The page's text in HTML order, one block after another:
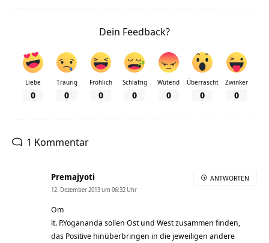
Dein Feedback?
Liebe
0
Traurig
0
Fröhlich
0
Schläfrig
0
Wütend
0
Überrascht
0
Zwinker
0
1 Kommentar
Premajyoti
12. Dezember 2013 um 06:32 Uhr
Om
lt. P.Yogananda sollen Ost und West zusammen finden,
das Positive hinüberbringen in die jeweiligen andere
ANTWORTEN